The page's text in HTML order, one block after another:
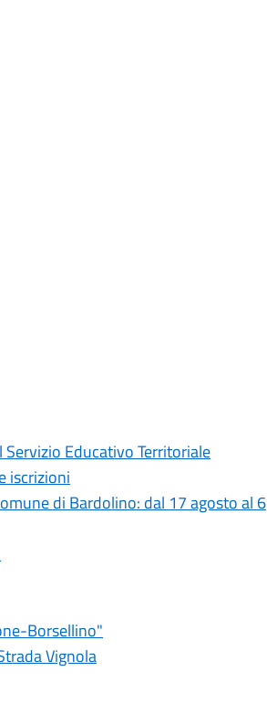
Educativo Territoriale
iscrizioni
di Bardolino: dal 17 agosto al 6
Borsellino"
Vignola